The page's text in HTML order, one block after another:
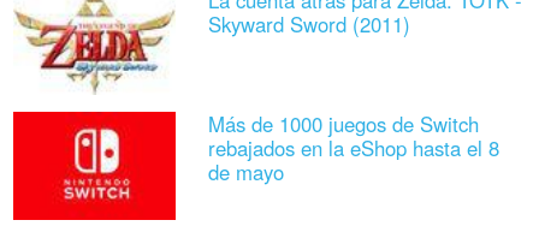
Skyward Sword (2011)
Más de 1000 juegos de Switch
rebajados en la eShop hasta el 8
de mayo